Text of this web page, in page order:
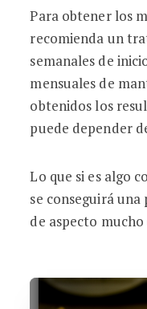
Para obtener los
recomienda un
semanales de
mensuales de
obtenidos los
puede depender
Lo que si es algo
se conseguirá
de aspecto mucho